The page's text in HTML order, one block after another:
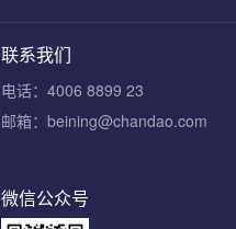
联系我们
电话：4006 8899 23
邮箱：beining@chandao.com
微信公众号